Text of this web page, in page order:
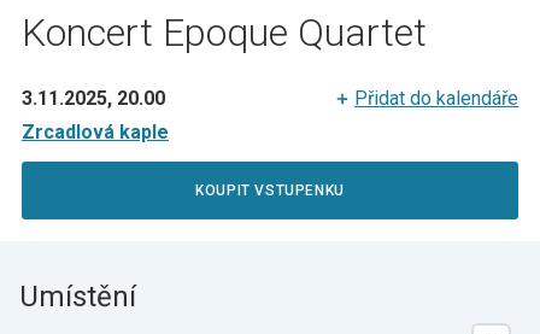
Koncert Epoque Quartet
3.11.2025, 20.00
Přidat do kalendáře
Zrcadlová kaple
KOUPIT VSTUPENKU
Umístění